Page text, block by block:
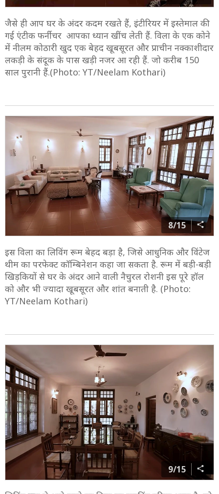
जैसे ही आप घर के अंदर कदम रखते हैं, इंटीरियर में इस्तेमाल की
गई एंटीक फर्नीचर आपका ध्यान खींच लेती हैं. विला के एक कोने
में नीलम कोठारी खुद एक बेहद खूबसूरत और प्राचीन नक्काशीदार
लकड़ी के संदूक के पास खड़ी नजर आ रही हैं. जो करीब 150
साल पुरानी हैं.(Photo: YT/Neelam Kothari)
8/15
इस विला का लिविंग रूम बेहद बड़ा है, जिसे आधुनिक और विंटेज
थीम का परफेक्ट कॉम्बिनेशन कहा जा सकता है. रूम में बड़ी-बड़ी
खिड़कियों से घर के अंदर आने वाली नैचुरल रोशनी इस पूरे हॉल
को और भी ज्यादा खूबसूरत और शांत बनाती है. (Photo:
YT/Neelam Kothari)
9/15